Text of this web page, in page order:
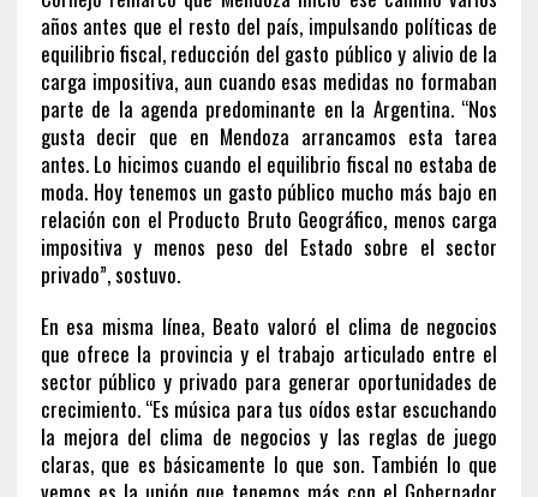
años antes que el resto del país, impulsando políticas de
equilibrio fiscal, reducción del gasto público y alivio de la
carga impositiva, aun cuando esas medidas no formaban
parte de la agenda predominante en la Argentina. “Nos
gusta decir que en Mendoza arrancamos esta tarea
antes. Lo hicimos cuando el equilibrio fiscal no estaba de
moda. Hoy tenemos un gasto público mucho más bajo en
relación con el Producto Bruto Geográfico, menos carga
impositiva y menos peso del Estado sobre el sector
privado”, sostuvo.
En esa misma línea, Beato valoró el clima de negocios
que ofrece la provincia y el trabajo articulado entre el
sector público y privado para generar oportunidades de
crecimiento. “Es música para tus oídos estar escuchando
la mejora del clima de negocios y las reglas de juego
claras, que es básicamente lo que son. También lo que